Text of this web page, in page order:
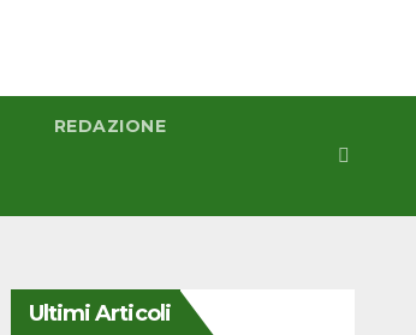
REDAZIONE
Ultimi Articoli